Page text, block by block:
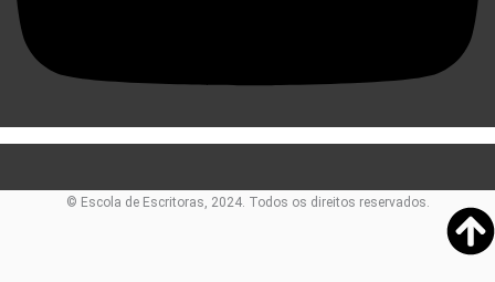
©️ Escola de Escritoras, 2024. Todos os direitos reservados.